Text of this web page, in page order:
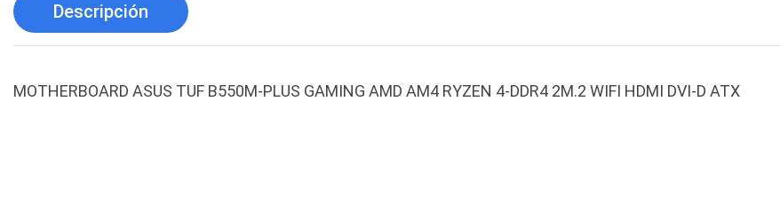
Descripción
MOTHERBOARD ASUS TUF B550M-PLUS GAMING AMD AM4 RYZEN 4-DDR4 2M.2 WIFI HDMI DVI-D ATX